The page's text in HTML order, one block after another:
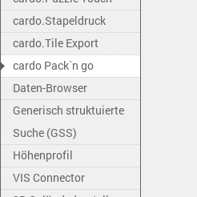
cardo.Stapeldruck
cardo.Tile Export
cardo Pack`n go
Daten-Browser
Generisch struktuierte
Suche (GSS)
Höhenprofil
VIS Connector